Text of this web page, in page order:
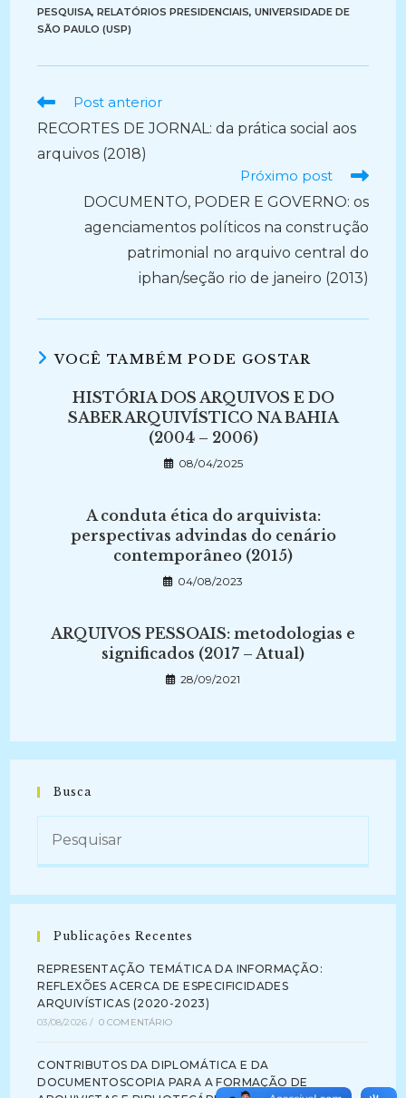
PESQUISA, RELATÓRIOS PRESIDENCIAIS, UNIVERSIDADE DE
SÃO PAULO (USP)
Ler
artigos
Post anterior
RECORTES DE JORNAL: da prática social aos
arquivos (2018)
Próximo post
DOCUMENTO, PODER E GOVERNO: os
agenciamentos políticos na construção
patrimonial no arquivo central do
iphan/seção rio de janeiro (2013)
VOCÊ TAMBÉM PODE GOSTAR
HISTÓRIA DOS ARQUIVOS E DO
SABER ARQUIVÍSTICO NA BAHIA
(2004 – 2006)
08/04/2025
A conduta ética do arquivista:
perspectivas advindas do cenário
contemporâneo (2015)
04/08/2023
ARQUIVOS PESSOAIS: metodologias e
significados (2017 – Atual)
28/09/2021
Busca
Publicações Recentes
REPRESENTAÇÃO TEMÁTICA DA INFORMAÇÃO:
REFLEXÕES ACERCA DE ESPECIFICIDADES
ARQUIVÍSTICAS (2020-2023)
03/08/2026 / 0 COMENTÁRIO
CONTRIBUTOS DA DIPLOMÁTICA E DA
DOCUMENTOSCOPIA PARA A FORMAÇÃO DE